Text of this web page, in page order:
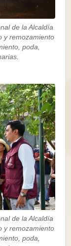
de la Alcaldía
y remozamiento
poda,
de la Alcaldía
y remozamiento
poda,